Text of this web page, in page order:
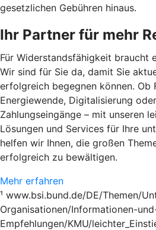
gesetzlichen Gebühren hinaus.
Ihr Partner für mehr
Für Widerstandsfähigkeit braucht
Wir sind für Sie da, damit Sie
erfolgreich begegnen können. Ob
Energiewende, Digitalisierung
Zahlungseingänge – mit unseren
Lösungen und Services für Ihre
helfen wir Ihnen, die großen
erfolgreich zu bewältigen.
Mehr erfahren
¹ www.bsi.bund.de/DE/Themen/
Organisationen/Informationen-
Empfehlungen/KMU/